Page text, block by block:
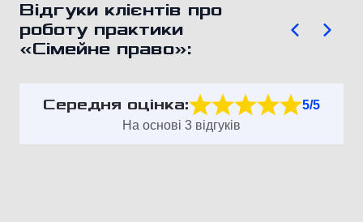
Відгуки клієнтів про
роботу практики
«Сімейне право»:
Середня оцінка:
5/5
На основі 3 відгуків